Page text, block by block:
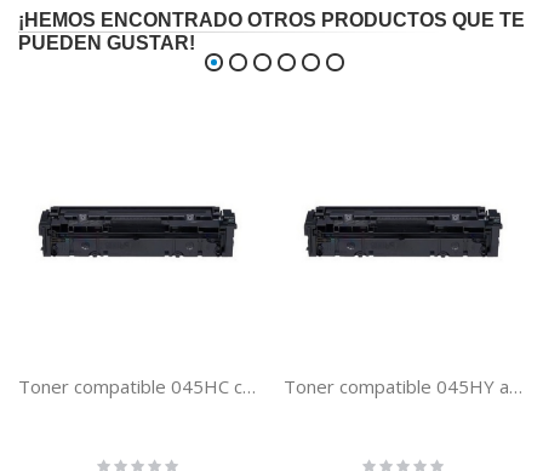
¡HEMOS ENCONTRADO OTROS PRODUCTOS QUE TE
PUEDEN GUSTAR!
Toner compatible 045HC cyan generico con Canon 1245C002
Rating:
Toner compatible 045HY amarillo generico con Canon 1243C002
Rating: